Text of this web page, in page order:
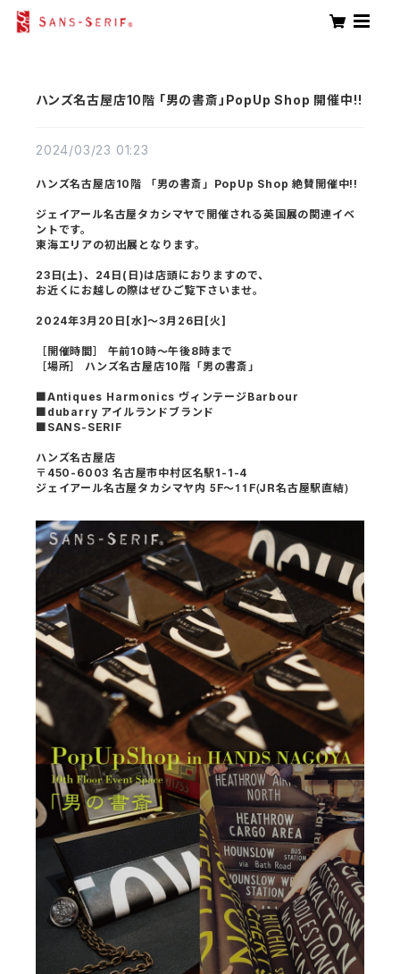
ハンズ名古屋店10階 「男の書斎」PopUp Shop 開催中!!
2024/03/23 01:23
ハンズ名古屋店10階 「男の書斎」PopUp Shop 絶賛開催中!!
ジェイアール名古屋タカシマヤで開催される英国展の関連イベ
ントです。
東海エリアの初出展となります。
23日(土)、24日(日)は店頭におりますので、
お近くにお越しの際はぜひご覧下さいませ。
2024年3月20日[水]〜3月26日[火]
［開催時間］ 午前10時〜午後8時まで
［場所］ ハンズ名古屋店10階「男の書斎」
■Antiques Harmonics ヴィンテージBarbour
■dubarry アイルランドブランド
■SANS-SERIF
ハンズ名古屋店
〒450-6003 名古屋市中村区名駅1-1-4
ジェイアール名古屋タカシマヤ内 5F～11F(JR名古屋駅直結)